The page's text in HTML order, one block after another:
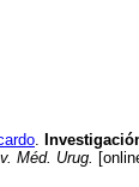
.
Méd. Urug.